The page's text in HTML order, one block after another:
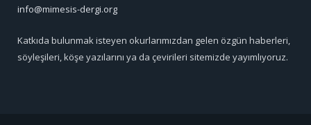
info@mimesis-dergi.org
Katkıda bulunmak isteyen okurlarımızdan gelen özgün haberleri,
söyleşileri, köşe yazılarını ya da çevirileri sitemizde yayımlıyoruz.